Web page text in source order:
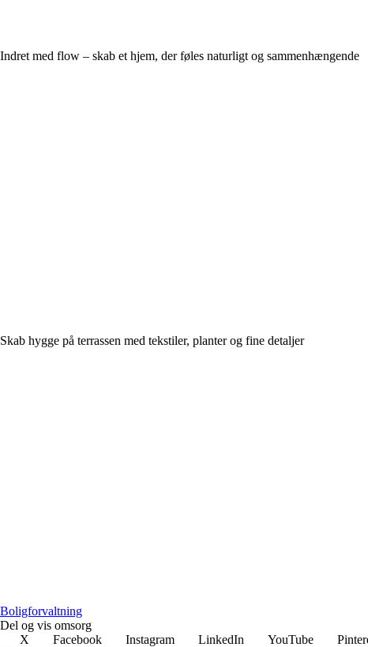
Indret med flow – skab et hjem, der føles naturligt og sammenhængende
Skab hygge på terrassen med tekstiler, planter og fine detaljer
Boligforvaltning
Del og vis omsorg
X
Facebook Instagram LinkedIn YouTube